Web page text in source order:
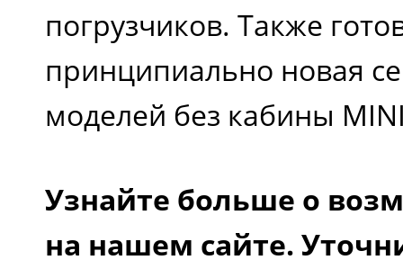
погрузчиков. Также
принципиально новая
моделей без кабины
Узнайте больше о
на нашем сайте.